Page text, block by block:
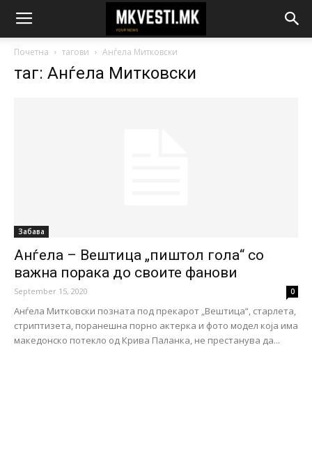
Почетна тагови Анѓела Митковски
таг: Анѓела Митковски
Забава
Анѓела – Вештица „пиштол гола“ со
важна порака до своите фанови
September 15, 2020 0
Анѓела Митковски позната под прекарот „Вештица“, старлета,
стриптизета, поранешна порно актерка и фото модел која има
македонско потекло од Крива Паланка, не престанува да...